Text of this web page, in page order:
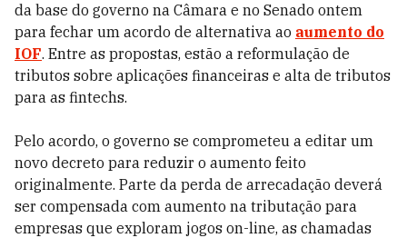
da base do governo na Câmara e no Senado ontem
para fechar um acordo de alternativa ao aumento do
IOF. Entre as propostas, estão a reformulação de
tributos sobre aplicações financeiras e alta de tributos
para as fintechs.
Pelo acordo, o governo se comprometeu a editar um
novo decreto para reduzir o aumento feito
originalmente. Parte da perda de arrecadação deverá
ser compensada com aumento na tributação para
empresas que exploram jogos on-line, as chamadas